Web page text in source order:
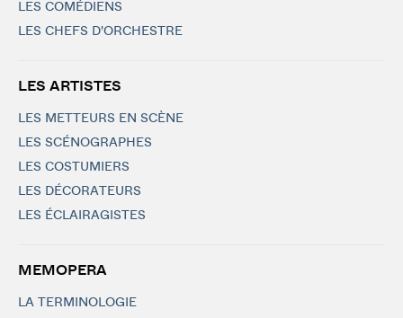
LES COMÉDIENS
LES CHEFS D'ORCHESTRE
LES ARTISTES
LES METTEURS EN SCÈNE
LES SCÉNOGRAPHES
LES COSTUMIERS
LES DÉCORATEURS
LES ÉCLAIRAGISTES
MEMOPERA
LA TERMINOLOGIE